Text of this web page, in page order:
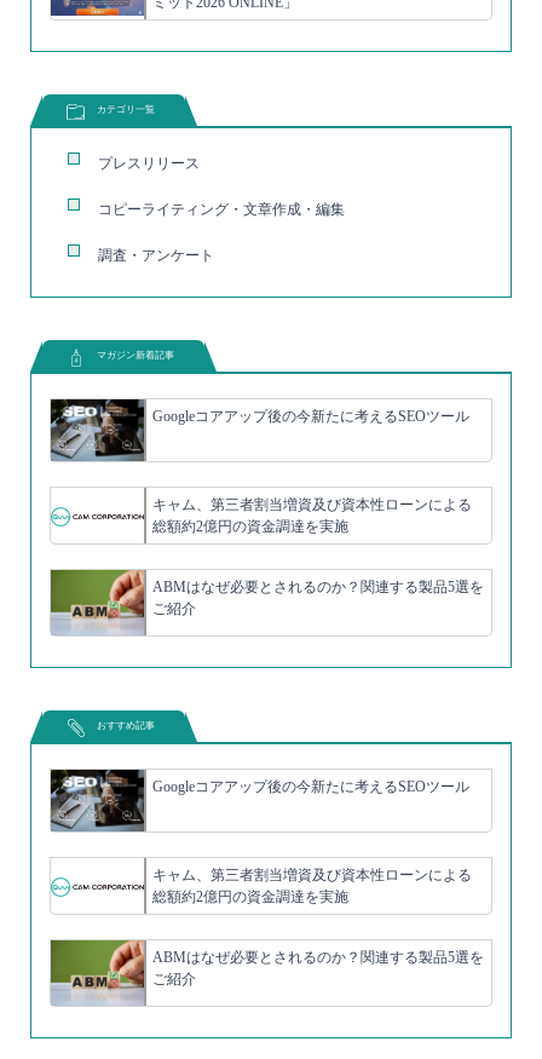
カテゴリ一覧
プレスリリース
コピーライティング・文章作成・編集
調査・アンケート
マガジン新着記事
Googleコアアップ後の今新たに考えるSEOツール
キャム、第三者割当増資及び資本性ローンによる
総額約2億円の資金調達を実施
ABMはなぜ必要とされるのか？関連する製品5選を
ご紹介
おすすめ記事
Googleコアアップ後の今新たに考えるSEOツール
キャム、第三者割当増資及び資本性ローンによる
総額約2億円の資金調達を実施
ABMはなぜ必要とされるのか？関連する製品5選を
ご紹介